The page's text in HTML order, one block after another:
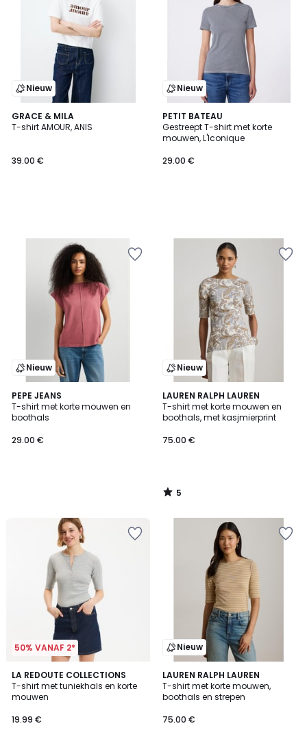
Nieuw
GRACE & MILA
T-shirt AMOUR, ANIS
39.00 €
Nieuw
PETIT BATEAU
Gestreept T-shirt met korte
mouwen, L'Iconique
29.00 €
Nieuw
PEPE JEANS
T-shirt met korte mouwen en
boothals
29.00 €
Nieuw
LAUREN RALPH LAUREN
T-shirt met korte mouwen en
boothals, met kasjmierprint
75.00 €
5
/
5
5
/
50% VANAF 2*
LA REDOUTE COLLECTIONS
T-shirt met tuniekhals en korte
mouwen
19.99 €
5
/
5
3
Kleuren
Nieuw
LAUREN RALPH LAUREN
T-shirt met korte mouwen,
boothals en strepen
75.00 €